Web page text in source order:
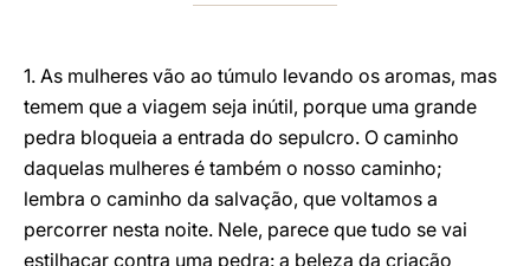
1. As mulheres vão ao túmulo levando os aromas, mas
temem que a viagem seja inútil, porque uma grande
pedra bloqueia a entrada do sepulcro. O caminho
daquelas mulheres é também o nosso caminho;
lembra o caminho da salvação, que voltamos a
percorrer nesta noite. Nele, parece que tudo se vai
estilhaçar contra uma pedra: a beleza da criação